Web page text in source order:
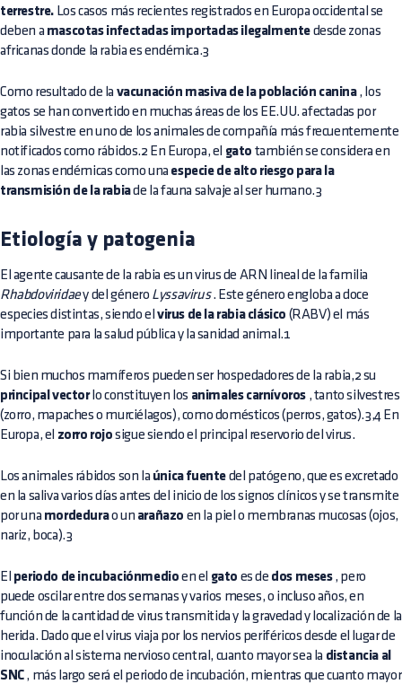
terrestre. Los casos más recientes registrados en Europa occidental se
deben a mascotas infectadas importadas ilegalmente desde zonas
africanas donde la rabia es endémica.3
Como resultado de la vacunación masiva de la población canina, los
gatos se han convertido en muchas áreas de los EE.UU. afectadas por
rabia silvestre en uno de los animales de compañía más frecuentemente
notificados como rábidos.2 En Europa, el gato también se considera en
las zonas endémicas como una especie de alto riesgo para la
transmisión de la rabiade la fauna salvaje al ser humano.3
Etiología y patogenia
El agente causante de la rabia es un virus de ARN lineal de la familia
Rhabdoviridaey del género Lyssavirus. Este género engloba a doce
especies distintas, siendo elvirus de la rabia clásico (RABV) el más
importante para la salud pública y la sanidad animal.1
Si bien muchos mamíferos pueden ser hospedadores de la rabia,2 su
principal vectorlo constituyen los animales carnívoros , tanto silvestres
(zorro, mapaches o murciélagos), como domésticos (perros, gatos).3,4 En
Europa, el zorro rojo sigue siendo el principal reservorio del virus.
Los animales rábidos son la única fuente del patógeno, que es excretado
en la saliva varios días antes del inicio de los signos clínicos y se transmite
por una mordedurao un arañazo en la piel o membranas mucosas (ojos,
nariz, boca).3
El periodo de incubaciónmedio en el gato es de dos meses, pero
puede oscilar entre dos semanas y varios meses, o incluso años, en
función de la cantidad de virus transmitida y la gravedad y localización de la
herida. Dado que el virus viaja por los nervios periféricos desde el lugar de
inoculación al sistema nervioso central, cuanto mayor sea la distancia al
SNC, más largo será el periodo de incubación, mientras que cuanto mayor